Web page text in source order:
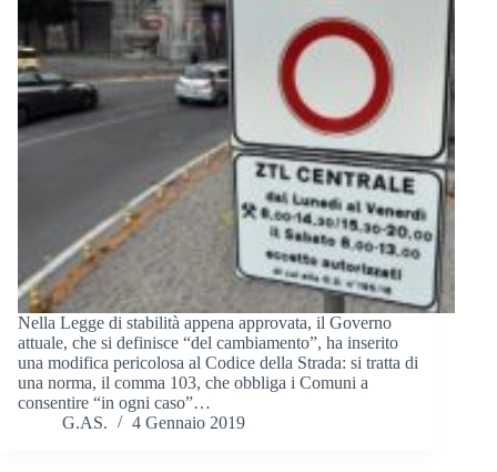
Nella Legge di stabilità appena approvata, il Governo
attuale, che si definisce “del cambiamento”, ha inserito
una modifica pericolosa al Codice della Strada: si tratta di
una norma, il comma 103, che obbliga i Comuni a
consentire “in ogni caso”…
G.AS.
4 Gennaio 2019